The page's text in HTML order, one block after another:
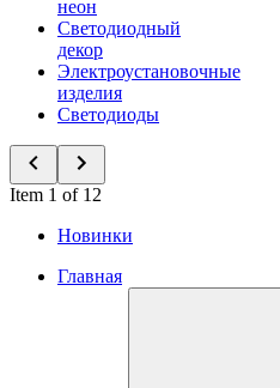
неон
Светодиодный
декор
Электроустановочные
изделия
Светодиоды
Item 1 of 12
Новинки
Главная